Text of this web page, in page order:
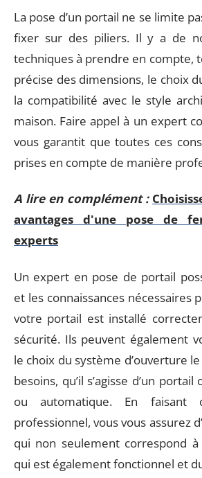
La pose d’un portail ne se limite
fixer sur des piliers. Il y a de
techniques à prendre en compte,
précise des dimensions, le choix
la compatibilité avec le style
maison. Faire appel à un expert
vous garantit que toutes ces
prises en compte de manière
A lire en complément :
avantages d'une pose de
experts
Un expert en pose de portail
et les connaissances nécessaires
votre portail est installé
sécurité. Ils peuvent également
le choix du système d’ouverture
besoins, qu’il s’agisse d’un
ou automatique. En faisant
professionnel, vous vous assurez
qui non seulement correspond
qui est également fonctionnel et